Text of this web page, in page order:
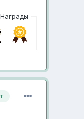
Награды